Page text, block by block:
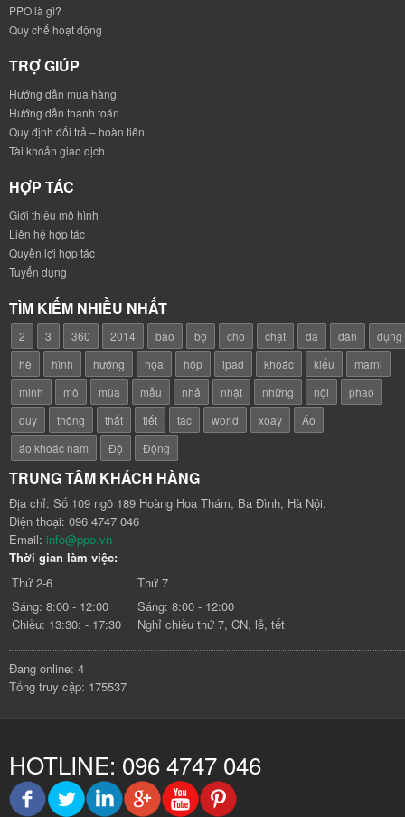
PPO là gì?
Quy chế hoạt động
TRỢ GIÚP
Hướng dẫn mua hàng
Hướng dẫn thanh toán
Quy định đổi trả – hoàn tiền
Tài khoản giao dịch
HỢP TÁC
Giới thiệu mô hình
Liên hệ hợp tác
Quyền lợi hợp tác
Tuyển dụng
TÌM KIẾM NHIỀU NHẤT
2 3 360 2014 bao bộ cho chật da dán
dụng
hè
hình hướng họa hộp ipad khoác kiểu
marni
minh
mô mùa mẫu nhả nhật những nội
phao
quy
thông thất tiết tác world xoay
Áo
áo khoác nam
Độ Động
TRUNG TÂM KHÁCH HÀNG
Địa chỉ: Số 109 ngõ 189 Hoàng Hoa Thám, Ba Đình, Hà Nội.
Điện thoại: 096 4747 046
Email: info@ppo.vn
Thời gian làm việc:
Thứ 2-6
Thứ 7
Sáng: 8:00 - 12:00
Chiều: 13:30: - 17:30
Sáng: 8:00 - 12:00
Nghỉ chiều thứ 7, CN, lễ, tết
Đang online: 4
Tổng truy cập: 175537
HOTLINE: 096 4747 046